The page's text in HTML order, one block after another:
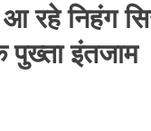
रहे निहंग
पुख्ता इंतजाम